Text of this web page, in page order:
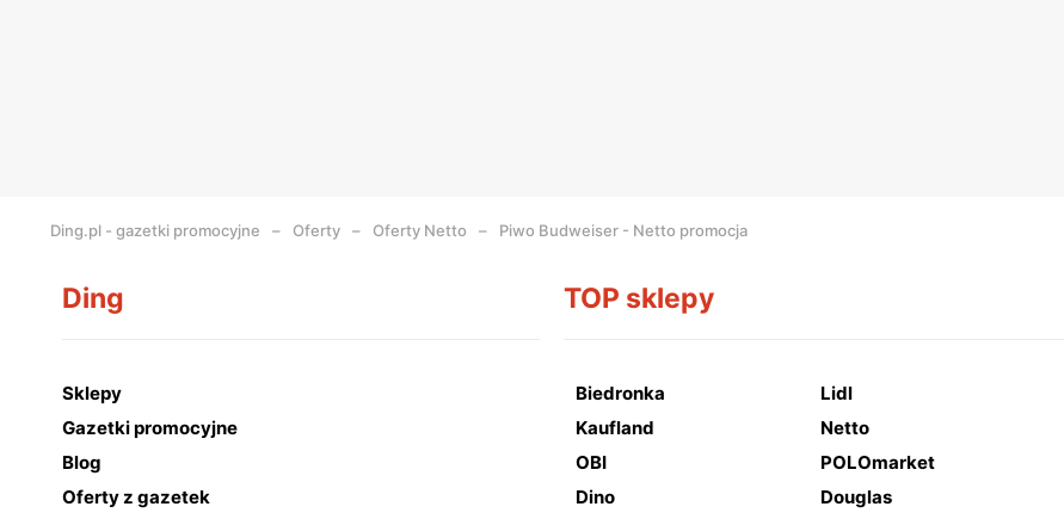
Ding.pl - gazetki promocyjne Oferty Oferty Netto Piwo Budweiser - Netto promocja
Ding
Sklepy
Gazetki promocyjne
Blog
Oferty z gazetek
TOP sklepy
Biedronka Lidl
Kaufland
Netto
OBI
POLOmarket
Dino
Douglas